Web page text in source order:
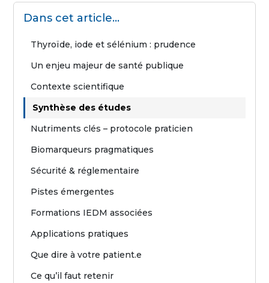
Dans cet article…
Thyroïde, iode et sélénium : prudence
Un enjeu majeur de santé publique
Contexte scientifique
Synthèse des études
Nutriments clés – protocole praticien
Biomarqueurs pragmatiques
Sécurité & réglementaire
Pistes émergentes
Formations IEDM associées
Applications pratiques
Que dire à votre patient.e
Ce qu’il faut retenir